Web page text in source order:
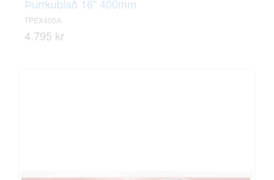
Þurrkublað 16" 400mm
TPEX405A
4.795 kr